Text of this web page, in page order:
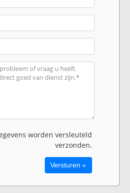
worden versleuteld
verzonden.